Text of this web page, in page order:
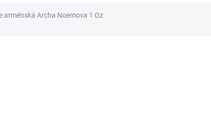
arménská Archa Noemova 1 Oz